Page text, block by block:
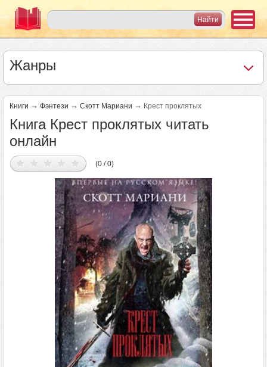
Жанры
Книги → Фэнтези → Скотт Мариани → Крест проклятых
Книга Крест проклятых читать
онлайн
(0 / 0)